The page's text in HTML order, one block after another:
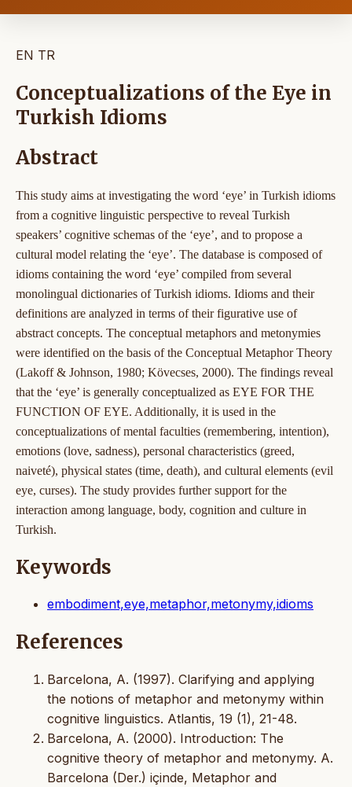
EN TR
Conceptualizations of the Eye in
Turkish Idioms
Abstract
This study aims at investigating the word ‘eye’ in Turkish idioms
from a cognitive linguistic perspective to reveal Turkish
speakers’ cognitive schemas of the ‘eye’, and to propose a
cultural model relating the ‘eye’. The database is composed of
idioms containing the word ‘eye’ compiled from several
monolingual dictionaries of Turkish idioms. Idioms and their
definitions are analyzed in terms of their figurative use of
abstract concepts. The conceptual metaphors and metonymies
were identified on the basis of the Conceptual Metaphor Theory
(Lakoff & Johnson, 1980; Kövecses, 2000). The findings reveal
that the ‘eye’ is generally conceptualized as EYE FOR THE
FUNCTION OF EYE. Additionally, it is used in the
conceptualizations of mental faculties (remembering, intention),
emotions (love, sadness), personal characteristics (greed,
naiveté), physical states (time, death), and cultural elements (evil
eye, curses). The study provides further support for the
interaction among language, body, cognition and culture in
Turkish.
Keywords
embodiment,eye,metaphor,metonymy,idioms
References
Barcelona, A. (1997). Clarifying and applying
the notions of metaphor and metonymy within
cognitive linguistics. Atlantis, 19 (1), 21-48.
Barcelona, A. (2000). Introduction: The
cognitive theory of metaphor and metonymy. A.
Barcelona (Der.) içinde, Metaphor and